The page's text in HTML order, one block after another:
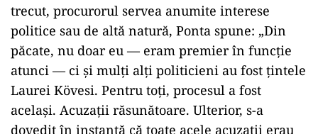
trecut, procurorul servea anumite interese
politice sau de altă natură, Ponta spune: „Din
păcate, nu doar eu — eram premier în funcție
atunci — ci și mulți alți politicieni au fost țintele
Laurei Kövesi. Pentru toți, procesul a fost
același. Acuzații răsunătoare. Ulterior, s-a
dovedit în instanță că toate acele acuzații erau